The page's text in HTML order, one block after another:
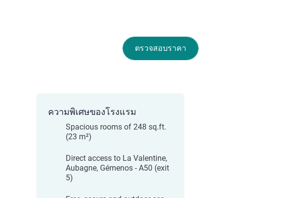
ตรวจสอบราคา
ความพิเศษของโรงแรม
Spacious rooms of 248 sq.ft.
(23 m²)
Direct access to La Valentine,
Aubagne, Gémenos - A50 (exit
5)